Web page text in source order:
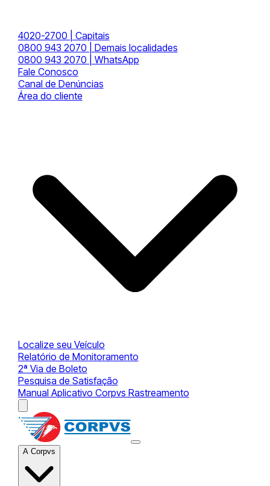
4020-2700 | Capitais
0800 943 2070 | Demais localidades
0800 943 2070 | WhatsApp
Fale Conosco
Canal de Denúncias
Área do cliente
Localize seu Veículo
Relatório de Monitoramento
2ª Via de Boleto
Pesquisa de Satisfação
Manual Aplicativo Corpvs Rastreamento
A Corpvs